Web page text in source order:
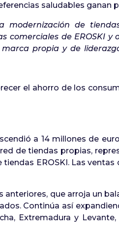
saludables ganan
de
de EROSKI y
propia y de
el ahorro de los
a 14 millones de
de tiendas propias,
EROSKI. Las
que arroja un
Continúa así
Extremadura y